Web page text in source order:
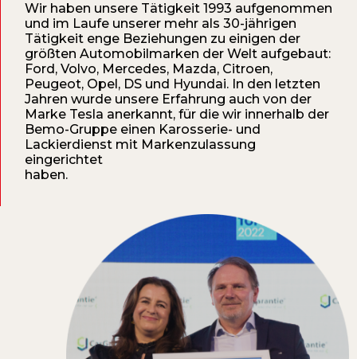
Wir haben unsere Tätigkeit 1993 aufgenommen
und im Laufe unserer mehr als 30-jährigen
Tätigkeit enge Beziehungen zu einigen der
größten Automobilmarken der Welt aufgebaut:
Ford, Volvo, Mercedes, Mazda, Citroen,
Peugeot, Opel, DS und Hyundai. In den letzten
Jahren wurde unsere Erfahrung auch von der
Marke Tesla anerkannt, für die wir innerhalb der
Bemo-Gruppe einen Karosserie- und
Lackierdienst mit Markenzulassung
eingerichtet
haben.